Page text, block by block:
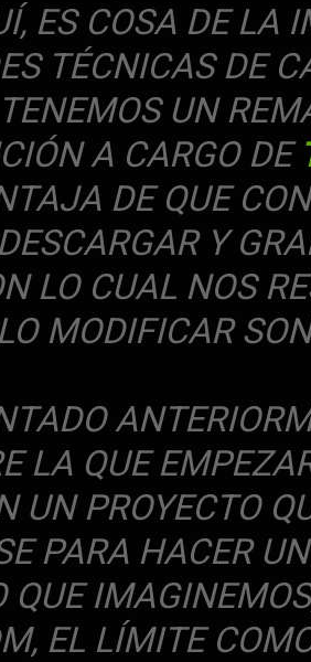
ES COSA DE LA
TÉCNICAS DE
UN
A CARGO DE
DE QUE
Y
LO CUAL NOS
MODIFICAR
LA QUE
UN PROYECTO
PARA HACER
QUE
EL LÍMITE